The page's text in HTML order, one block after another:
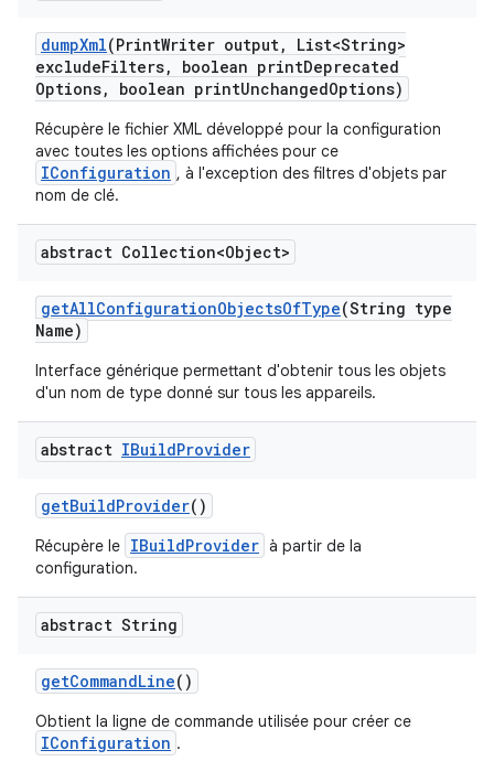
dumpXml(PrintWriter output,
List<String>
excludeFilters, boolean printDeprecated
Options, boolean printUnchangedOptions)
Récupère le fichier XML développé pour la configuration
avec toutes les options affichées pour ce
IConfiguration , à l'exception des filtres d'objets par
nom de clé.
abstract Collection<Object>
getAllConfigurationObjectsOfType(String type
Name)
Interface générique permettant d'obtenir tous les objets
d'un nom de type donné sur tous les appareils.
abstract IBuildProvider
getBuildProvider()
Récupère le IBuildProvider à partir de la
configuration.
abstract String
getCommandLine()
Obtient la ligne de commande utilisée pour créer ce
IConfiguration .